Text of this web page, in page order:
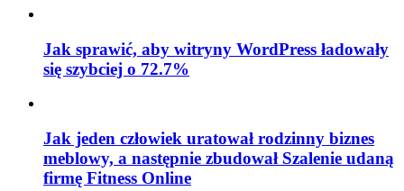
Jak sprawić, aby witryny WordPress ładowały
się szybciej o 72.7%
Jak jeden człowiek uratował rodzinny biznes
meblowy, a następnie zbudował Szalenie udaną
firmę Fitness Online